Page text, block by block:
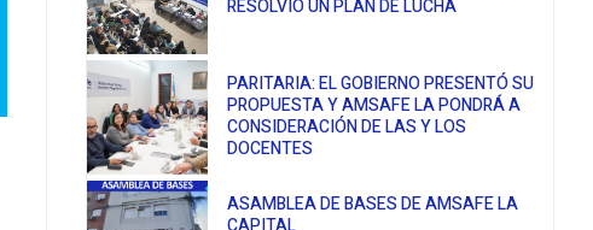
RESOLVIÓ UN PLAN DE LUCHA
PARITARIA: EL GOBIERNO PRESENTÓ SU
PROPUESTA Y AMSAFE LA PONDRÁ A
CONSIDERACIÓN DE LAS Y LOS
DOCENTES
ASAMBLEA DE BASES DE AMSAFE LA